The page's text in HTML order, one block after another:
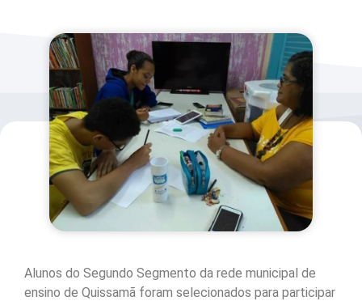
Alunos do Segundo Segmento da rede municipal de
ensino de Quissamã foram selecionados para participar